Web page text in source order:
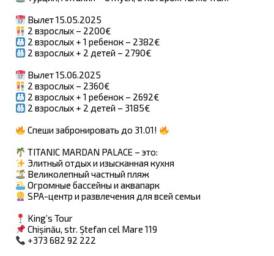
Вылет 15.05.2025
2 взрослых – 2200€
2 взрослых + 1 ребенок – 2382€
2 взрослых + 2 детей – 2790€
Вылет 15.06.2025
2 взрослых – 2360€
2 взрослых + 1 ребенок – 2692€
2 взрослых + 2 детей – 3185€
Спеши забронировать до 31.01!
TITANIC MARDAN PALACE – это:
Элитный отдых и изысканная кухня
Великолепный частный пляж
Огромные бассейны и аквапарк
SPA-центр и развлечения для всей семьи
King’s Tour
Chișinău, str. Ștefan cel Mare 119
+373 682 92 222